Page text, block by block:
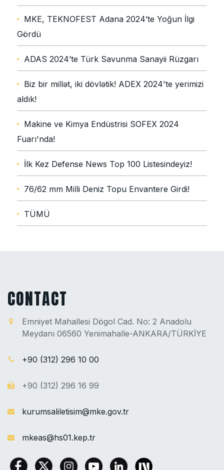
MKE, TEKNOFEST Adana 2024’te Yoğun İlgi
Gördü
ADAS 2024’te Türk Savunma Sanayii Rüzgarı
Biz bir millət, iki dövlətik! ADEX 2024'te yerimizi
aldık!
Makine ve Kimya Endüstrisi SOFEX 2024
Fuarı'nda!
İlk Kez Defense News Top 100 Listesindeyiz!
76/62 mm Milli Deniz Topu Envantere Girdi!
TÜMÜ
CONTACT
Emniyet Mahallesi Dögol Cad. No: 2 Anadolu
Meydanı 06560 Yenimahalle-ANKARA/TÜRKİYE
+90 (312) 296 10 00
+90 (312) 296 16 99
kurumsaliletisim@mke.gov.tr
mkeas@hs01.kep.tr